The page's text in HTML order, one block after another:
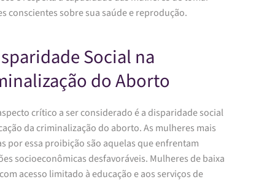
conscientes sobre sua saúde e reprodução.
Social na
do Aborto
crítico a ser considerado é a disparidade social
da criminalização do aborto. As mulheres mais
por essa proibição são aquelas que enfrentam
socioeconômicas desfavoráveis. Mulheres de baixa
acesso limitado à educação e aos serviços de